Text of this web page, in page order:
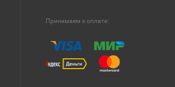
Принимаем к оплате: